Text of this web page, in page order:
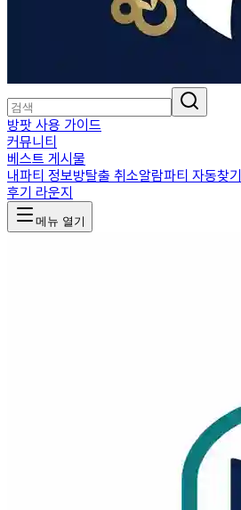
방팟 사용 가이드
커뮤니티
베스트 게시물
내파티 정보방탈출 취소알람파티 자동찾기
후기 라운지
메뉴 열기